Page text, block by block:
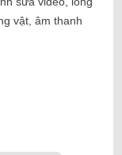
vật, âm thanh